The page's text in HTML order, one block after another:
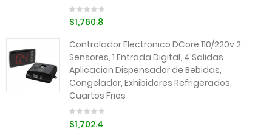
$1,760.8
Controlador Electronico DCore 110/220v 2
Sensores, 1 Entrada Digital, 4 Salidas
Aplicacion Dispensador de Bebidas,
Congelador, Exhibidores Refrigerados,
Cuartos Frios
$1,702.4